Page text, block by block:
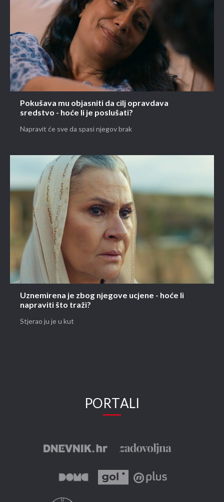
Pokušava mu objasniti da cilj opravdava
sredstvo - hoće li je poslušati?
Napravit će sve da spasi njegov brak
Uznemirena je zbog njegove ucjene - hoće li
napraviti što traži?
Stjerao ju je u kut
PORTALI